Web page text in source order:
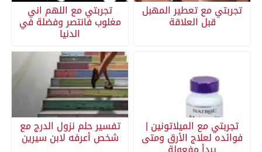
تجربتي مع تعطير المهبل
قبل العلاقة
تجربتي مع اللهم اني
مغلوب فانتصر وفضلة في
الدنيا
تجربتي مع الميلاتونين |
فوائده لعلاج الأرق ومتى
تفسير حلم نزول الدرج مع
شخص أعرفه لابن سيرين